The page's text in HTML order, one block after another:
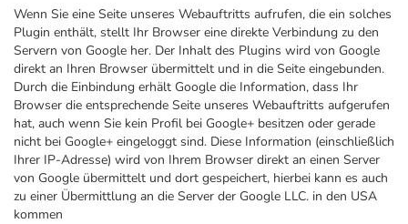
Wenn Sie eine Seite unseres Webauftritts aufrufen, die ein solches
Plugin enthält, stellt Ihr Browser eine direkte Verbindung zu den
Servern von Google her. Der Inhalt des Plugins wird von Google
direkt an Ihren Browser übermittelt und in die Seite eingebunden.
Durch die Einbindung erhält Google die Information, dass Ihr
Browser die entsprechende Seite unseres Webauftritts aufgerufen
hat, auch wenn Sie kein Profil bei Google+ besitzen oder gerade
nicht bei Google+ eingeloggt sind. Diese Information (einschließlich
Ihrer IP-Adresse) wird von Ihrem Browser direkt an einen Server
von Google übermittelt und dort gespeichert, hierbei kann es auch
zu einer Übermittlung an die Server der Google LLC. in den USA
kommen